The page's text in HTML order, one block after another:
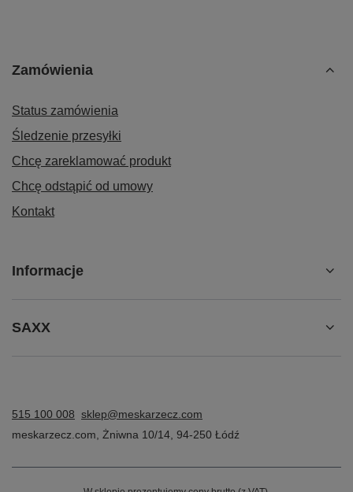
Zamówienia
Status zamówienia
Śledzenie przesyłki
Chcę zareklamować produkt
Chcę odstąpić od umowy
Kontakt
Informacje
SAXX
515 100 008 sklep@meskarzecz.com
meskarzecz.com
Żniwna 10/14 94-250 Łódź